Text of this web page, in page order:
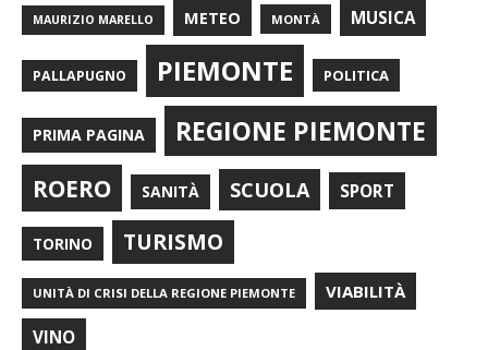
MAURIZIO MARELLO METEO MONTÀ MUSICA
PALLAPUGNO PIEMONTE POLITICA
PRIMA PAGINA REGIONE PIEMONTE
ROERO SANITÀ SCUOLA SPORT
TORINO TURISMO
UNITÀ DI CRISI DELLA REGIONE PIEMONTE VIABILITÀ
VINO